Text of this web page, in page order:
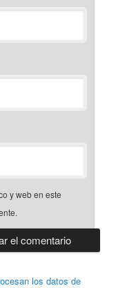
y web en este
los datos de